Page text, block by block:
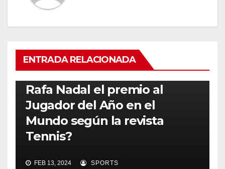
ENTRADA RELACIONADA
RAFA NADAL
¿Cuántas veces ha ganado
Rafa Nadal el premio al
Jugador del Año en el
Mundo según la revista
Tennis?
FEB 13, 2024 SPORTS